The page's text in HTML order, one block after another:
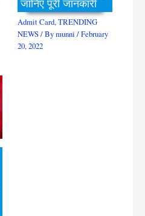
जानिए पूरी जानकारी
Admit Card,TRENDING
NEWS/ Bymunni /February
20, 2022